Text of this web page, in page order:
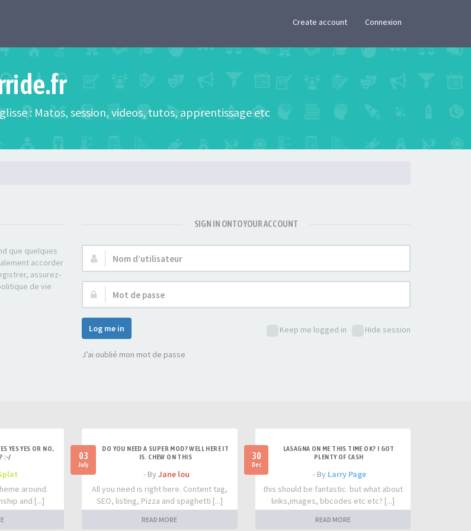
Create account Connexion
: Matos, session, videos, tutos, apprentissage etc
que quelques
accorder
assurez-
de vie
SIGN IN ONTO YOUR ACCOUNT
Nom
d’utilisateur :
Mot
de
passe :
Keep me logged in
Hide session
Log me in
J’ai oublié mon mot de passe
YES YES OR NO,
:-/
around.
and [...]
03
July
DO YOU NEED A SUPER MOD? WELL HERE IT
IS. CHEW ON THIS
- By Jane lou
All you need is right here. Content tag,
SEO, listing, Pizza and spaghetti [...]
READ MORE
30
Dec
LASAGNA ON ME THIS TIME OK? I GOT
PLENTY OF CASH
- By Larry Page
this should be fantastic. but what about
links,images, bbcodes etc etc? [...]
READ MORE